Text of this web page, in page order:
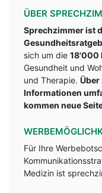
ÜBER
Sprechzimmer ist
sich um die 18'000
Gesundheit und
und Therapie.
Informationen
kommen neue
Für Ihre
Medizin ist